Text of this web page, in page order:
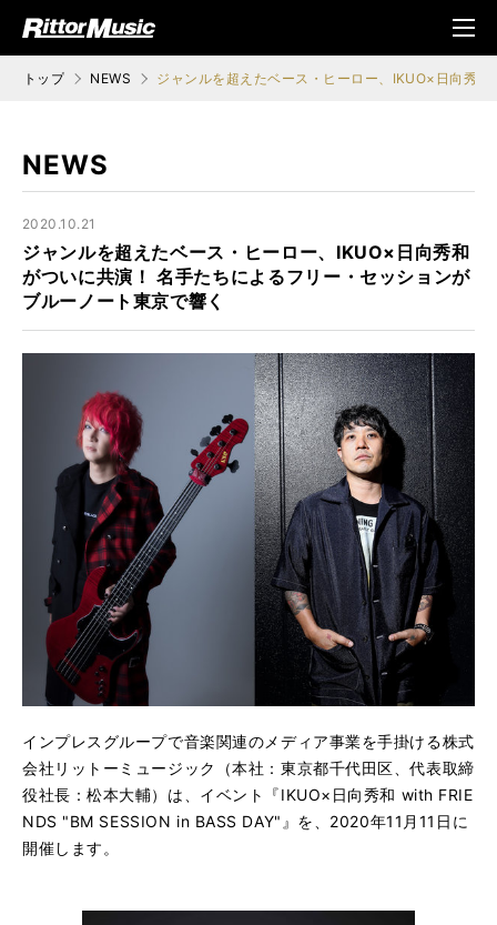
ジック (Rittor Musi
メニ
ュ
トップ NEWS ジャンルを超えたベース・ヒーロー、IKUO×日向秀
NEWS
2020.10.21
ジャンルを超えたベース・ヒーロー、IKUO×日向秀和
がついに共演！ 名手たちによるフリー・セッションが
ブルーノート東京で響く
インプレスグループで音楽関連のメディア事業を手掛ける株式
会社リットーミュージック（本社：東京都千代田区、代表取締
役社長：松本大輔）は、イベント『IKUO×日向秀和 with FRIE
NDS "BM SESSION in BASS DAY"』を、2020年11月11日に
開催します。